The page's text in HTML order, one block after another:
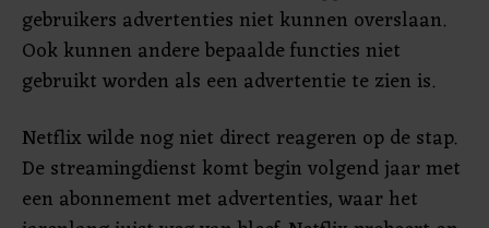
gebruikers advertenties niet kunnen overslaan.
Ook kunnen andere bepaalde functies niet
gebruikt worden als een advertentie te zien is.
Netflix wilde nog niet direct reageren op de stap.
De streamingdienst komt begin volgend jaar met
een abonnement met advertenties, waar het